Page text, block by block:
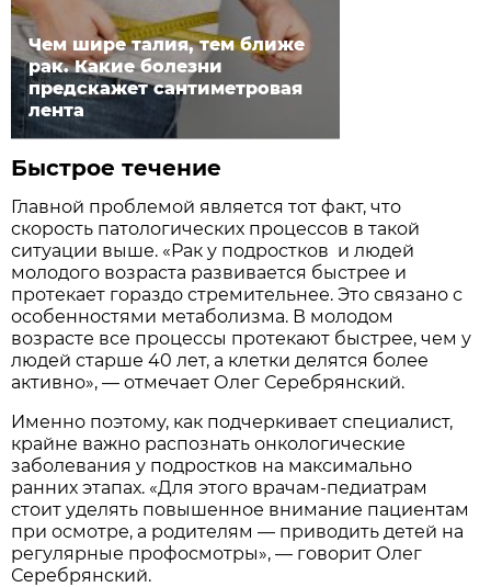
Чем шире талия, тем ближе
рак. Какие болезни
предскажет сантиметровая
лента
Быстрое течение
Главной проблемой является тот факт, что
скорость патологических процессов в такой
ситуации выше. «Рак у подростков и людей
молодого возраста развивается быстрее и
протекает гораздо стремительнее. Это связано с
особенностями метаболизма. В молодом
возрасте все процессы протекают быстрее, чем у
людей старше 40 лет, а клетки делятся более
активно», — отмечает Олег Серебрянский.
Именно поэтому, как подчеркивает специалист,
крайне важно распознать онкологические
заболевания у подростков на максимально
ранних этапах. «Для этого врачам-педиатрам
стоит уделять повышенное внимание пациентам
при осмотре, а родителям — приводить детей на
регулярные профосмотры», — говорит Олег
Серебрянский.